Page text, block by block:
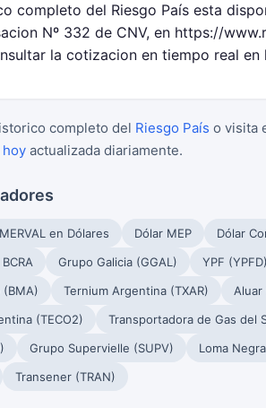
completo del Riesgo País esta
Nº 332 de CNV, en https://
la cotizacion en tiempo real
completo del Riesgo País o visita
actualizada diariamente.
MERVAL en Dólares Dólar MEP Dólar
Grupo Galicia (GGAL) YPF (YPFD)
(BMA)
Ternium Argentina (TXAR) Aluar
(TECO2)
Transportadora de Gas del
Grupo Supervielle (SUPV) Loma
Transener (TRAN)